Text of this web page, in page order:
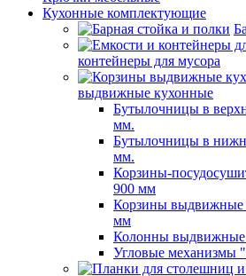
Кухонные комплектующие
контейнеры для мусора
выдвижные кухонные
Бутылочницы в
мм.
Бутылочницы в
мм.
Корзины-
900 мм
Корзины выдвижные
мм
Колонны выдвижные
Угловые механизмы